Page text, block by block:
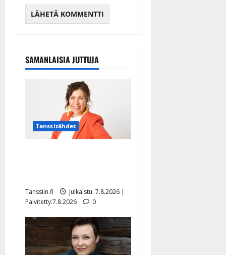
SAMANLAISIA JUTTUJA
Tanssitähdet
Tanssiin.fi
Julkaistu: 7.8.2026 |
Päivitetty:7.8.2026
0